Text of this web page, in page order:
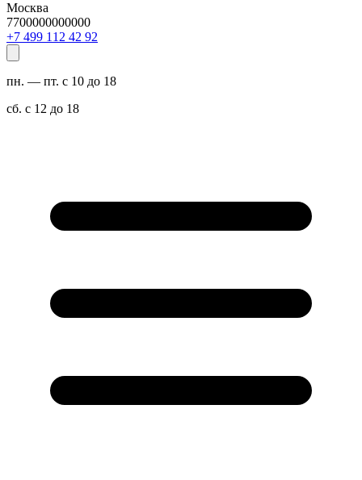
Москва
7700000000000
29 24 211 994 7+
пн. — пт. с 10 до 18
сб. с 12 до 18